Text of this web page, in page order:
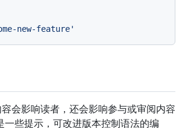
new-feature'
会影响读者，还会影响参与或审阅内容
一些提示，可改进版本控制语法的编